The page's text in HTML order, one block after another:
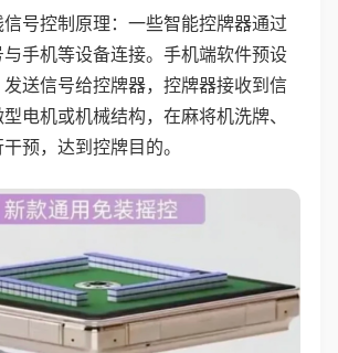
号控制原理：一些智能控牌器通过
手机等设备连接。手机端软件预设
送信号给控牌器，控牌器接收到信
电机或机械结构，在麻将机洗牌、
预，达到控牌目的。